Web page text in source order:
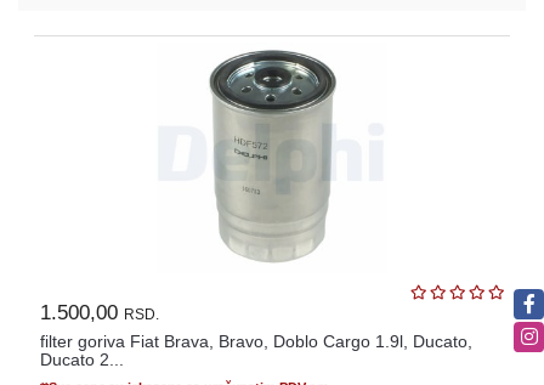
POLOVNI
1.500,00 RSD.
filter goriva Fiat Brava, Bravo, Doblo Cargo 1.9l, Ducato,
Ducato 2...